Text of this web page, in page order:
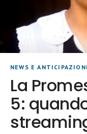
NEWS E ANTICIPAZIONI
La
5: